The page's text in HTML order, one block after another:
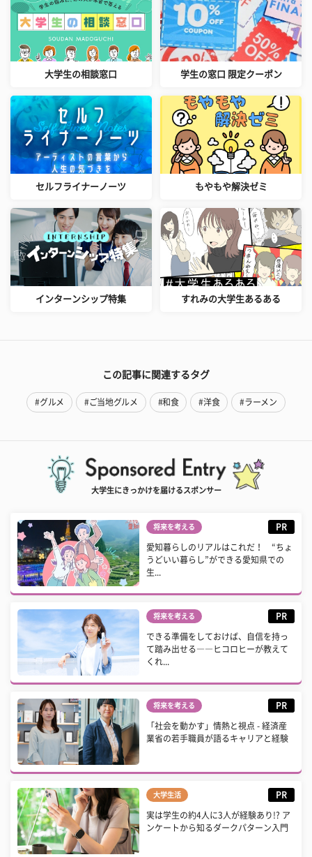
大学生の相談窓口 学生の窓口 限定クーポン
セルフライナーノーツ もやもや解決ゼミ
インターンシップ特集 すれみの大学生あるある
この記事に関連するタグ
#グルメ #ご当地グルメ #和食 #洋食 #ラーメン
大学生にきっかけを届けるスポンサー
将来を考える PR
愛知暮らしのリアルはこれだ！ “ちょ
うどいい暮らし”ができる愛知県での
生...
将来を考える PR
できる準備をしておけば、自信を持っ
て踏み出せる――ヒコロヒーが教えて
くれ...
将来を考える PR
「社会を動かす」情熱と視点 - 経済産
業省の若手職員が語るキャリアと経験
大学生活 PR
実は学生の約4人に3人が経験あり!? ア
ンケートから知るダークパターン入門